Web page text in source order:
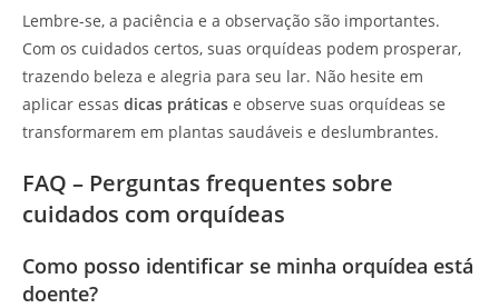
Lembre-se, a paciência e a observação são importantes.
Com os cuidados certos, suas orquídeas podem prosperar,
trazendo beleza e alegria para seu lar. Não hesite em
aplicar essas dicas práticas e observe suas orquídeas se
transformarem em plantas saudáveis e deslumbrantes.
FAQ – Perguntas frequentes sobre
cuidados com orquídeas
Como posso identificar se minha orquídea está
doente?